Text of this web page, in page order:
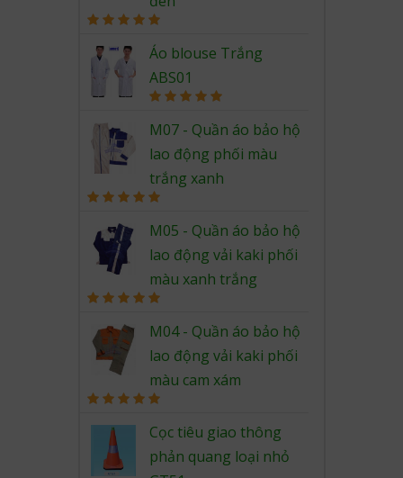
out of 5
Áo blouse Trắng
ABS01
out of 5
M07 - Quần áo bảo hộ
lao động phối màu
trắng xanh
out of 5
M05 - Quần áo bảo hộ
lao động vải kaki phối
màu xanh trắng
out of 5
M04 - Quần áo bảo hộ
lao động vải kaki phối
màu cam xám
out of 5
Cọc tiêu giao thông
phản quang loại nhỏ